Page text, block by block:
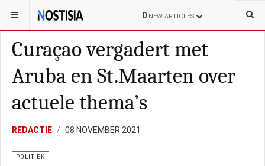
0 NEW ARTICLES
YOU ARE HERE: CURAÇAO LOKAL
Curaçao vergadert met
Aruba en St.Maarten over
actuele thema’s
REDACTIE 08 NOVEMBER 2021
POLITIEK